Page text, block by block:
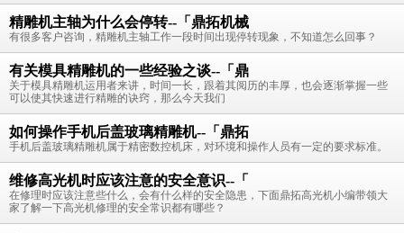
精雕机主轴为什么会停转--「鼎拓机械
有很多客户咨询，精雕机主轴工作一段时间出现停转现象，不知道怎么回事？
有关模具精雕机的一些经验之谈--「鼎
关于模具精雕机运用者来讲，时间一长，跟着其阅历的丰厚，也会逐渐掌握一些
可以使其快速进行精雕的诀窍，那么今天我们
如何操作手机后盖玻璃精雕机--「鼎拓
手机后盖玻璃精雕机属于精密数控机床，对环境和操作人员有一定的要求标准。
维修高光机时应该注意的安全意识--「
在修理时应该注意些什么，会有什么样的安全隐患，下面鼎拓高光机小编带领大
家了解一下高光机修理的安全常识都有哪些？